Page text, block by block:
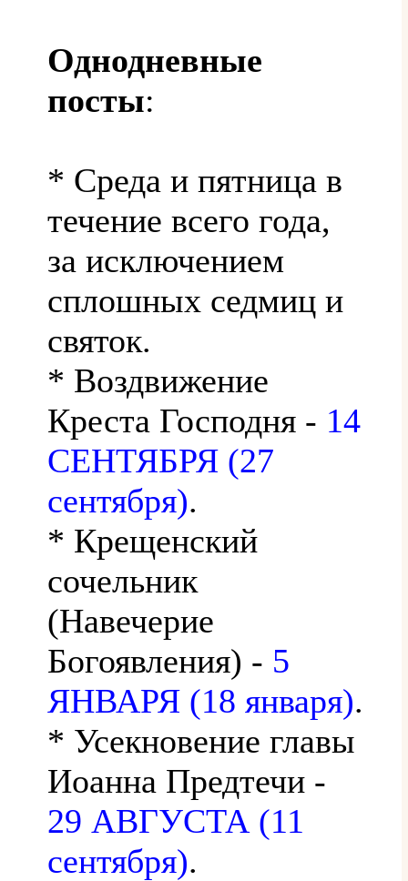
Однодневные
посты:
* Среда и пятница в
течение всего года,
за исключением
сплошных седмиц и
святок.
* Воздвижение
Креста Господня - 14
СЕНТЯБРЯ (27
сентября).
* Крещенский
сочельник
(Навечерие
Богоявления) - 5
ЯНВАРЯ (18 января).
* Усекновение главы
Иоанна Предтечи -
29 АВГУСТА (11
сентября).